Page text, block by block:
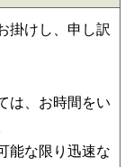
掛けし、申し訳
は、お時間をい
能な限り迅速な